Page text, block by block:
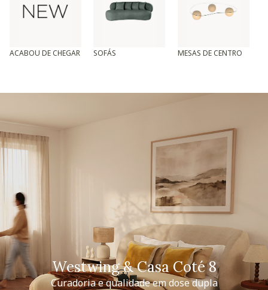
ACABOU DE CHEGAR SOFÁS MESAS DE CENTRO
Westwing & Casa Coté 8
Curadoria e qualidade em dose dupla